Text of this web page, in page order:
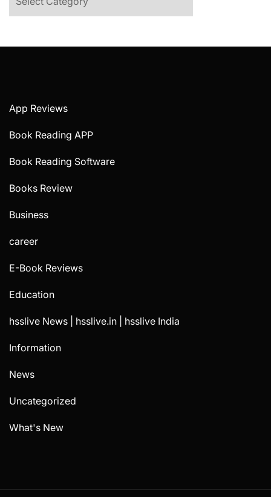
App Reviews
Book Reading APP
Book Reading Software
Books Review
Business
career
E-Book Reviews
Education
hsslive News | hsslive.in | hsslive India
Information
News
Uncategorized
What's New